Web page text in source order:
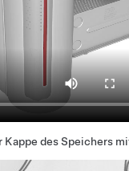
des Speichers